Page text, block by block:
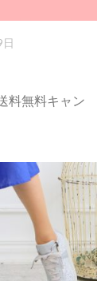
料無料キャン